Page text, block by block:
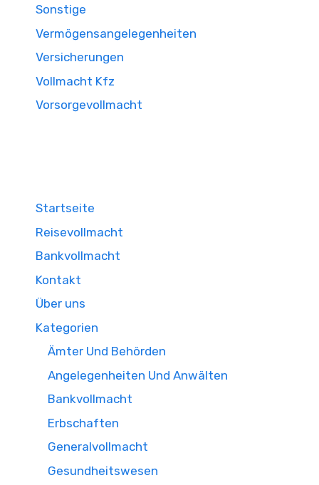
Sonstige
Vermögensangelegenheiten
Versicherungen
Vollmacht Kfz
Vorsorgevollmacht
Startseite
Reisevollmacht
Bankvollmacht
Kontakt
Über uns
Kategorien
Ämter Und Behörden
Angelegenheiten Und Anwälten
Bankvollmacht
Erbschaften
Generalvollmacht
Gesundheitswesen